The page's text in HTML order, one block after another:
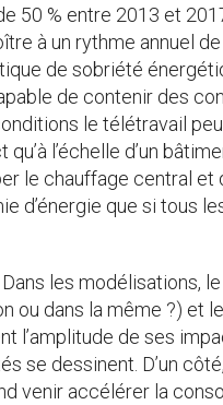
% entre 2013 et
à un rythme annuel
de sobriété
de contenir des
le télétravail
l’échelle d’un
le chauffage central
d’énergie que si tous
les modélisations,
ou dans la même ?)
de ses
se dessinent. D’un
accélérer la